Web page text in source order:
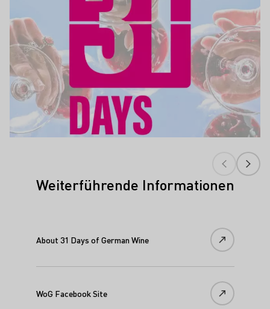
Weiterführende Informationen
About 31 Days of German Wine
WoG Facebook Site